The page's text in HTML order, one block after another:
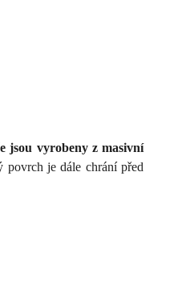
jsou vyrobeny z masivní
povrch je dále chrání před